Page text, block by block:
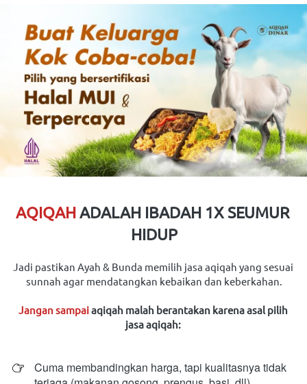
AQIQAHADALAH IBADAH 1X SEUMUR
HIDUP
Jadi pastikan Ayah & Bunda memilih jasa aqiqah yang sesuai
sunnah agar mendatangkan kebaikan dan keberkahan.
Jangan sampaiaqiqah malah berantakan karena asal pilih
jasa aqiqah:
Cuma membandingkan harga, tapi kualitasnya tidak